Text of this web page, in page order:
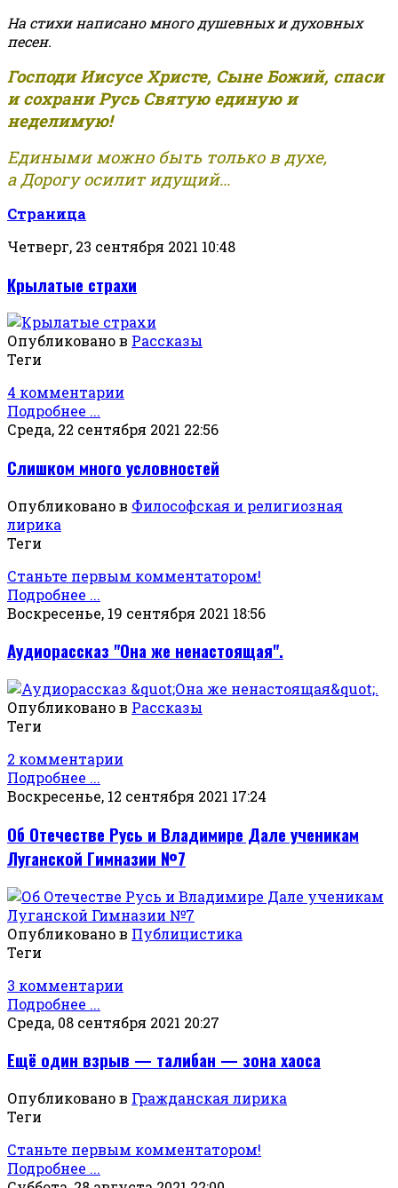
На стихи написано много душевных и духовных
песен.
Господи Иисусе Христе, Сыне Божий, спаси
и сохрани Русь Святую единую и
неделимую!
Едиными можно быть только в духе,
а Дорогу осилит идущий...
Страница
Четверг, 23 сентября 2021 10:48
Крылатые страхи
Опубликовано в Рассказы
Теги
4 комментарии
Подробнее ...
Среда, 22 сентября 2021 22:56
Слишком много условностей
Опубликовано в Философская и религиозная
лирика
Теги
Станьте первым комментатором!
Подробнее ...
Воскресенье, 19 сентября 2021 18:56
Аудиорассказ "Она же ненастоящая".
Опубликовано в Рассказы
Теги
2 комментарии
Подробнее ...
Воскресенье, 12 сентября 2021 17:24
Об Отечестве Русь и Владимире Дале ученикам
Луганской Гимназии №7
Опубликовано в Публицистика
Теги
3 комментарии
Подробнее ...
Среда, 08 сентября 2021 20:27
Ещё один взрыв — талибан — зона хаоса
Опубликовано в Гражданская лирика
Теги
Станьте первым комментатором!
Подробнее ...